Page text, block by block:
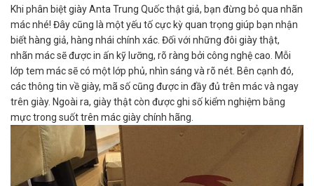
Khi phân biệt giày Anta Trung Quốc thật giả, bạn đừng bỏ qua nhãn
mác nhé! Đây cũng là một yếu tố cực kỳ quan trọng giúp bạn nhận
biết hàng giả, hàng nhái chính xác. Đối với những đôi giày thật,
nhãn mác sẽ được in ấn kỹ lưỡng, rõ ràng bởi công nghệ cao. Mỗi
lớp tem mác sẽ có một lớp phủ, nhìn sáng và rõ nét. Bên cạnh đó,
các thông tin về giày, mã số cũng được in đầy đủ trên mác và ngay
trên giày. Ngoài ra, giày thật còn được ghi số kiểm nghiệm bằng
mực trong suốt trên mác giày chính hãng.